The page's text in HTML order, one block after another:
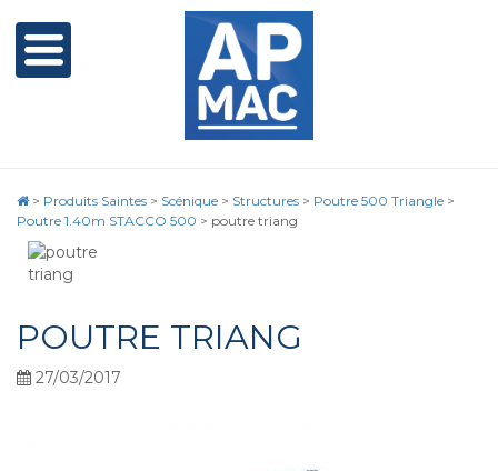
> Produits Saintes > Scénique > Structures > Poutre 500 Triangle >
Poutre 1.40m STACCO 500 > poutre triang
POUTRE TRIANG
27/03/2017